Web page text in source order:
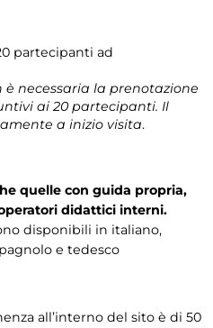
partecipanti ad
necessaria la prenotazione
ai 20 partecipanti. Il
a inizio visita.
quelle con guida propria,
didattici interni.
disponibili in italiano,
e tedesco
all’interno del sito è di 50